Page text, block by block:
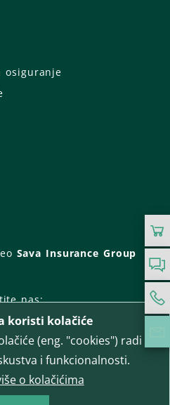
osiguranje
Sava Insurance Group
nas:
Instagram
YouTube
komunikacije
koristi kolačiće
(eng. "cookies") radi
i funkcionalnosti.
o kolačićima